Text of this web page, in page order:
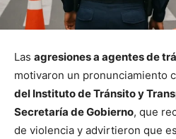
Las agresiones a agentes de
motivaron un pronunciamiento
del Instituto de Tránsito y
Secretaría de Gobierno, que
de violencia y advirtieron que